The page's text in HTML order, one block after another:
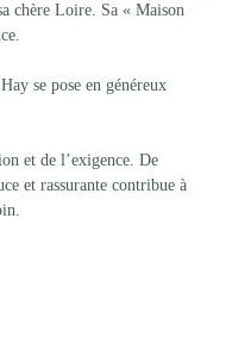
chère Loire. Sa « Maison
se pose en généreux
et de l’exigence. De
et rassurante contribue à